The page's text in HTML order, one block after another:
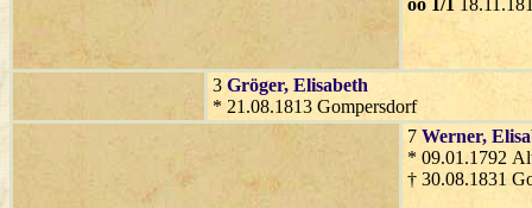
oo 1/1
3 Gröger, Elisabeth
* 21.08.1813 Gompersdorf
7 Werner,
* 09.01.1792
† 30.08.1831